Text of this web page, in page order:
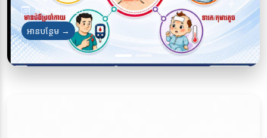
July 30, 2026
អានបន្ថែម →
July 28, 2026
អានបន្ថែម →